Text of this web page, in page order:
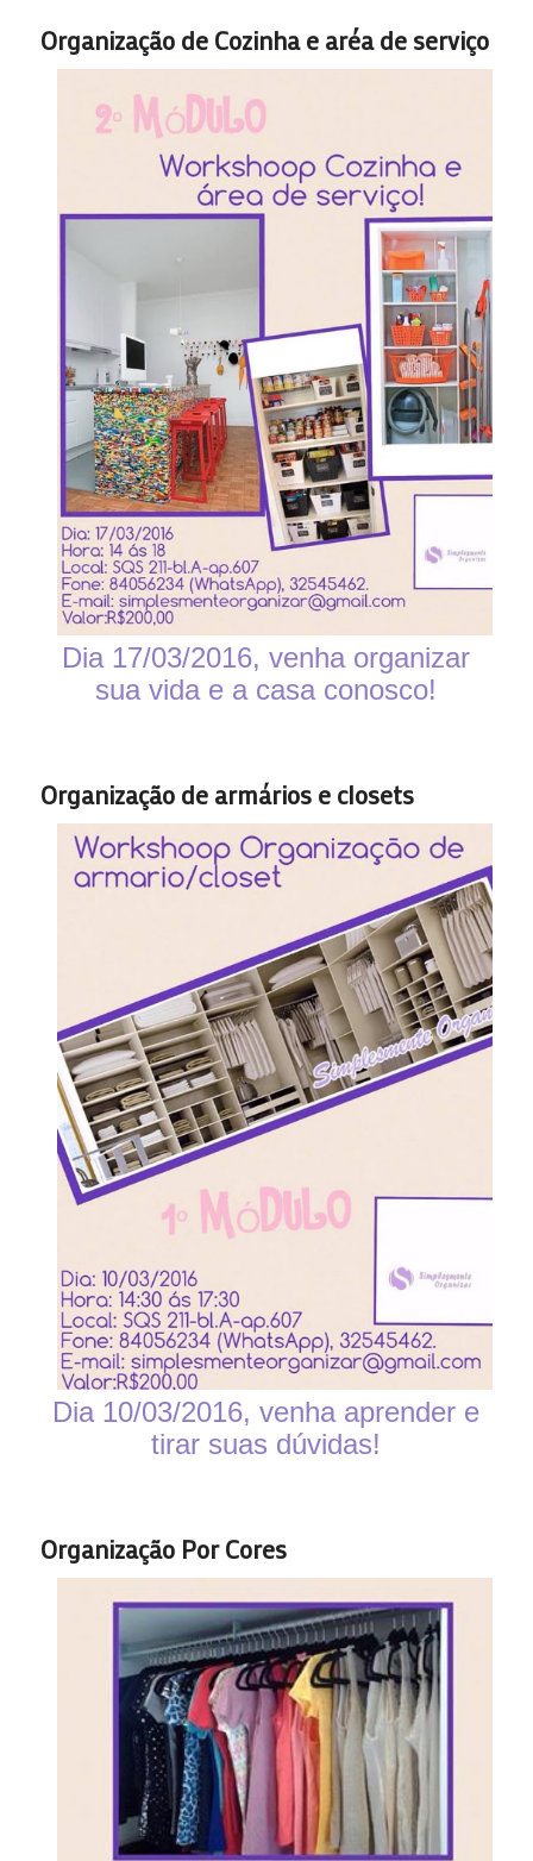
Organização de Cozinha e aréa de serviço
Dia 17/03/2016, venha organizar
sua vida e a casa conosco!
Organização de armários e closets
Dia 10/03/2016, venha aprender e
tirar suas dúvidas!
Organização Por Cores